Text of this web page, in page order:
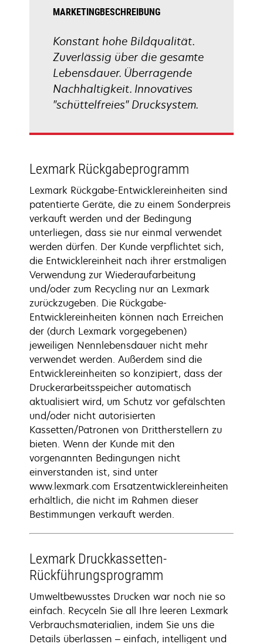
MARKETINGBESCHREIBUNG
Konstant hohe Bildqualität.
Zuverlässig über die gesamte
Lebensdauer. Überragende
Nachhaltigkeit. Innovatives
"schüttelfreies" Drucksystem.
Lexmark Rückgabeprogramm
Lexmark Rückgabe-Entwicklereinheiten sind
patentierte Geräte, die zu einem Sonderpreis
verkauft werden und der Bedingung
unterliegen, dass sie nur einmal verwendet
werden dürfen. Der Kunde verpflichtet sich,
die Entwicklereinheit nach ihrer erstmaligen
Verwendung zur Wiederaufarbeitung
und/oder zum Recycling nur an Lexmark
zurückzugeben. Die Rückgabe-
Entwicklereinheiten können nach Erreichen
der (durch Lexmark vorgegebenen)
jeweiligen Nennlebensdauer nicht mehr
verwendet werden. Außerdem sind die
Entwicklereinheiten so konzipiert, dass der
Druckerarbeitsspeicher automatisch
aktualisiert wird, um Schutz vor gefälschten
und/oder nicht autorisierten
Kassetten/Patronen von Drittherstellern zu
bieten. Wenn der Kunde mit den
vorgenannten Bedingungen nicht
einverstanden ist, sind unter
www.lexmark.com Ersatzentwicklereinheiten
erhältlich, die nicht im Rahmen dieser
Bestimmungen verkauft werden.
Lexmark Druckkassetten-
Rückführungsprogramm
Umweltbewusstes Drucken war noch nie so
einfach. Recyceln Sie all Ihre leeren Lexmark
Verbrauchsmaterialien, indem Sie uns die
Details überlassen – einfach, intelligent und